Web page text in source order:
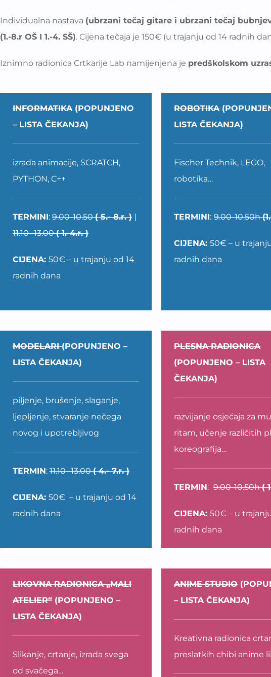
Individualna nastava (ubrzani tečaj gitare i ubrzani tečaj
(1.-8.r OŠ I 1.-4. SŠ). Cijena tečaja je 150€ (u trajanju od 14 radnih
Iznimno radionica Crtkarije Lab namijenjena je predškolskom
INFORMATIKA(POPUNJENO
– LISTA ČEKANJA)
izrada animacije, SCRATCH,
PYTHON, C++
TERMINI: 9.00-10.50( 5.- 8.r. ) |
11.10- 13.00( 1.-4.r. )
CIJENA: 50€ – u trajanju od 14
radnih dana
ROBOTIKA
LISTA ČEKANJA)
Fischer Technik, LEGO,
robotika…
TERMINI: 9.00-10.50h
CIJENA:50€ – u
radnih dana
MODELARI(POPUNJENO –
LISTA ČEKANJA)
piljenje, brušenje, slaganje,
ljepljenje, stvaranje nečega
novog i upotrebljivog
TERMIN: 11.10- 13.00( 4.- 7.r. )
CIJENA: 50€ – u trajanju od 14
radnih dana
PLESNA RADIONICA
(POPUNJENO – LISTA
ČEKANJA)
razvijanje osjećaja za
ritam, učenje različitih
koreografija…
TERMIN: 9.00-10.50h(
CIJENA:50€ – u
radnih dana
LIKOVNA RADIONICA „MALI
ATELIER“(POPUNJENO –
LISTA ČEKANJA)
Slikanje, crtanje, izrada svega
od svačega…
ANIME STUDIO
– LISTA ČEKANJA)
Kreativna radionica
preslatkih chibi anime